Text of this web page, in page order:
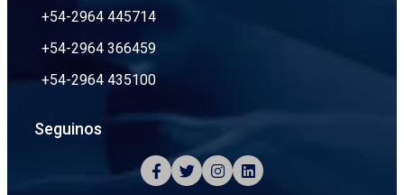
+54-2964 445714
+54-2964 366459
+54-2964 435100
Seguinos